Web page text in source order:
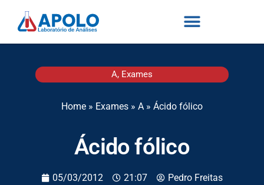
A, Exames
Home » Exames » A » Ácido fólico
Ácido fólico
05/03/2012 21:07
Pedro Freitas